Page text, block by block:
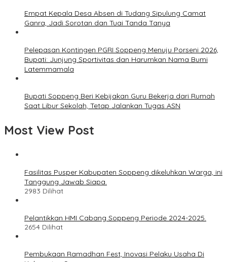
Empat Kepala Desa Absen di Tudang Sipulung Camat
Ganra, Jadi Sorotan dan Tuai Tanda Tanya
Pelepasan Kontingen PGRI Soppeng Menuju Porseni 2026,
Bupati: Junjung Sportivitas dan Harumkan Nama Bumi
Latemmamala
Bupati Soppeng Beri Kebijakan Guru Bekerja dari Rumah
Saat Libur Sekolah, Tetap Jalankan Tugas ASN
Most View Post
Fasilitas Pusper Kabupaten Soppeng dikeluhkan Warga, ini
Tanggung Jawab Siapa.
2983 Dilihat
Pelantikkan HMI Cabang Soppeng Periode 2024-2025.
2654 Dilihat
Pembukaan Ramadhan Fest, Inovasi Pelaku Usaha Di